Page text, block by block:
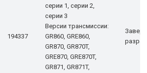
194337
серии 1, серии 2,
серии 3
Версии трансмиссии:
GR860, GRE860,
GR870, GR870T,
GRE870, GRE870T,
GR871, GR871T,